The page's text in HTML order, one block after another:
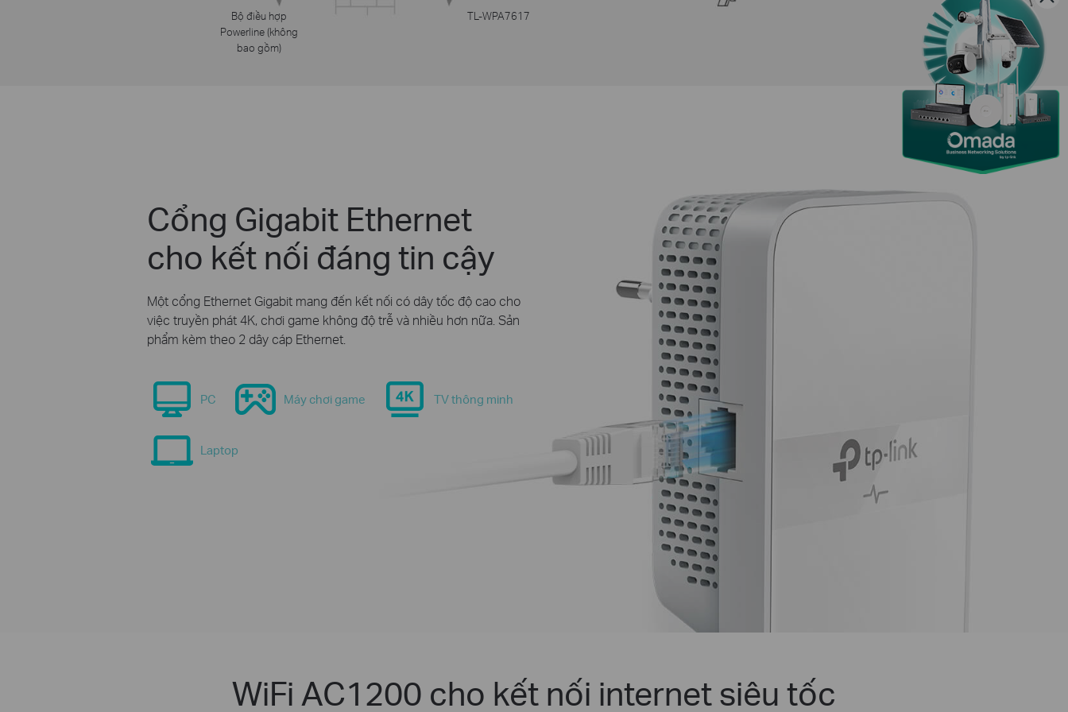
Bộ điều hợp
Powerline (không
bao gồm)
TL-WPA7617
Cổng Gigabit Ethernet
cho kết nối đáng tin cậy
Một cổng Ethernet Gigabit mang đến kết nối có dây tốc độ cao cho
việc truyền phát 4K, chơi game không độ trễ và nhiều hơn nữa. Sản
phẩm kèm theo 2 dây cáp Ethernet.
PC Máy chơi game TV thông minh
Laptop
WiFi AC1200 cho kết nối internet siêu tốc